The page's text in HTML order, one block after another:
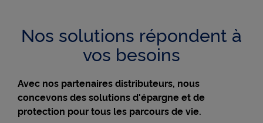
Nos solutions répondent à
vos besoins
Avec nos partenaires distributeurs, nous
concevons des solutions d'épargne et de
protection pour tous les parcours de vie.